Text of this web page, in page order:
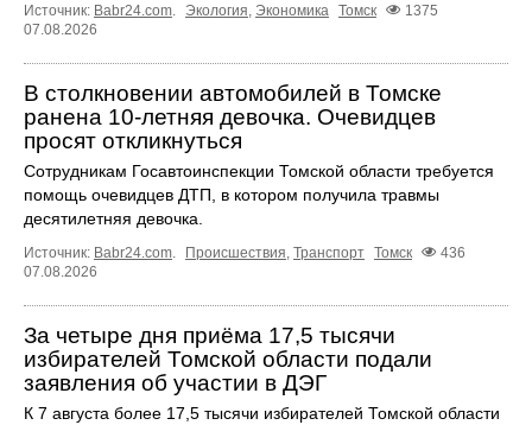
Источник: Babr24.com Экология Экономика Томск
1375
07.08.2026
В столкновении автомобилей в Томске
ранена 10-летняя девочка. Очевидцев
просят откликнуться
Сотрудникам Госавтоинспекции Томской области требуется
помощь очевидцев ДТП, в котором получила травмы
десятилетняя девочка.
Источник: Babr24.com. Происшествия, Транспорт Томск
436
07.08.2026
За четыре дня приёма 17,5 тысячи
избирателей Томской области подали
заявления об участии в ДЭГ
К 7 августа более 17,5 тысячи избирателей Томской области